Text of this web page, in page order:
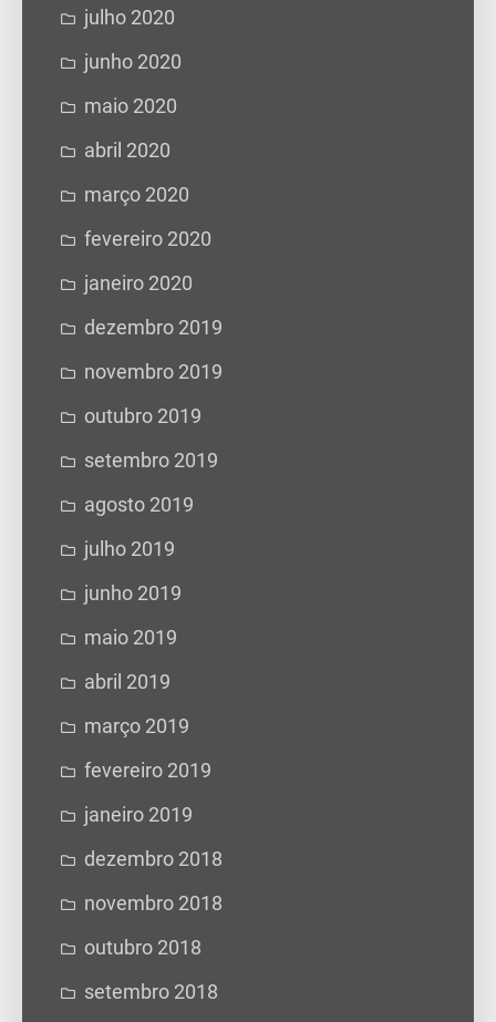
julho 2020
junho 2020
maio 2020
abril 2020
março 2020
fevereiro 2020
janeiro 2020
dezembro 2019
novembro 2019
outubro 2019
setembro 2019
agosto 2019
julho 2019
junho 2019
maio 2019
abril 2019
março 2019
fevereiro 2019
janeiro 2019
dezembro 2018
novembro 2018
outubro 2018
setembro 2018